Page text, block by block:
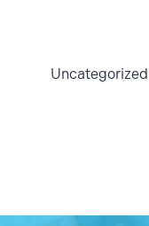
Uncategorized